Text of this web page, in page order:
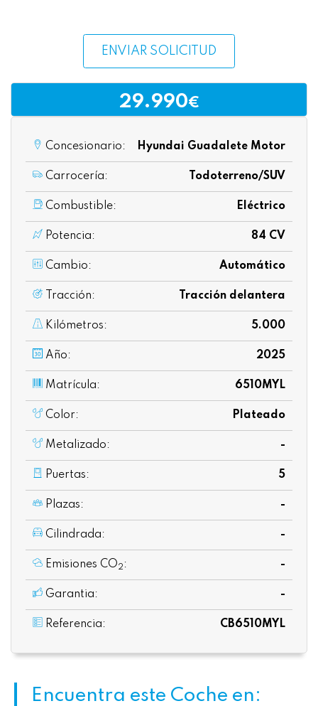
ENVIAR SOLICITUD
29.990€
Concesionario: Hyundai Guadalete Motor
Carrocería: Todoterreno/SUV
Combustible: Eléctrico
Potencia: 84 CV
Cambio: Automático
Tracción: Tracción delantera
Kilómetros: 5.000
Año: 2025
Matrícula: 6510MYL
Color: Plateado
Metalizado: -
Puertas: 5
Plazas: -
Cilindrada: -
Emisiones CO2 : -
Garantia: -
Referencia: CB6510MYL
Encuentra este Coche en: